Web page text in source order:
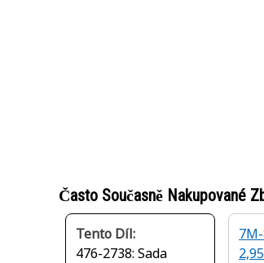
Často Současně Nakupované
Tento Díl:
476-2738: Sada